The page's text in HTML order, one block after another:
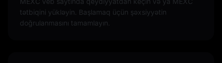
tətbiqini yükləyin. Başlamaq üçün şəxsiyyətin
doğrulanmasını tamamlayın.